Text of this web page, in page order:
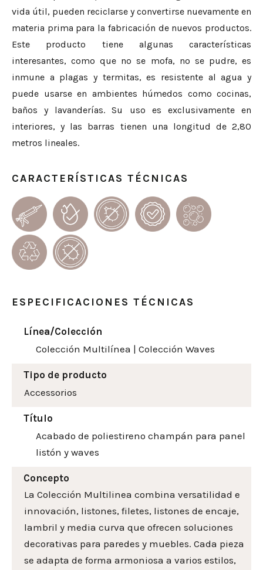
vida útil, pueden reciclarse y convertirse nuevamente en
materia prima para la fabricación de nuevos productos.
Este producto tiene algunas características
interesantes, como que no se mofa, no se pudre, es
inmune a plagas y termitas, es resistente al agua y
puede usarse en ambientes húmedos como cocinas,
baños y lavanderías. Su uso es exclusivamente en
interiores, y las barras tienen una longitud de 2,80
metros lineales.
CARACTERÍSTICAS TÉCNICAS
ESPECIFICACIONES TÉCNICAS
Línea/Colección
Colección Multilínea | Colección Waves
Tipo de producto
Accessorios
Título
Acabado de poliestireno champán para panel
listón y waves
Concepto
La Colección Multilinea combina versatilidad e
innovación, listones, filetes, listones de encaje,
lambril y media curva que ofrecen soluciones
decorativas para paredes y muebles. Cada pieza
se adapta de forma armoniosa a varios estilos,